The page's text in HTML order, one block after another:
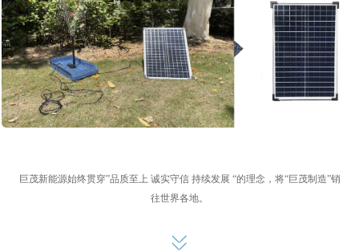
巨茂新能源始终贯穿”品质至上 诚实守信 持续发展 “的理念，将“巨茂制造”销
往世界各地。